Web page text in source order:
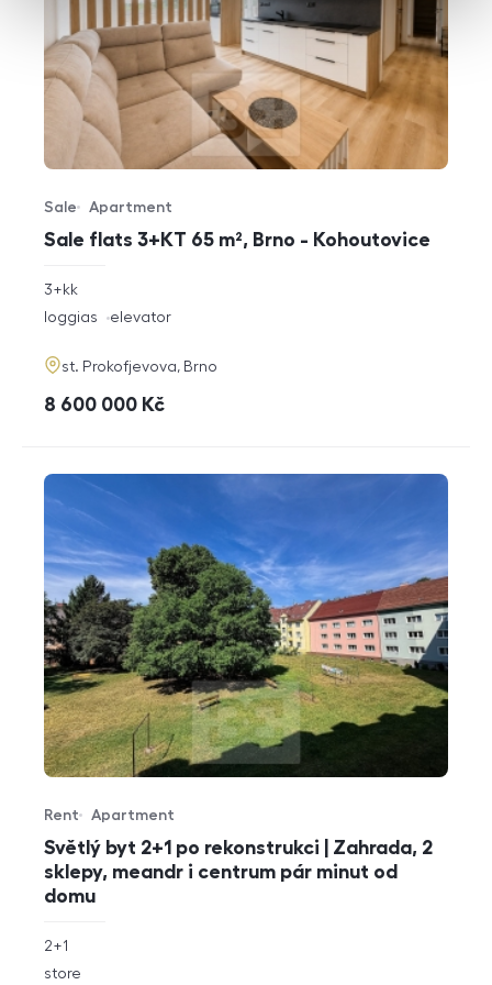
Sale flats 3+KT 65 m², Brno - Kohoutovice
Offer type
Sale
Property type
Apartment
rozměry
disposition
3+kk
funkce
loggias elevator
adresa
st. Prokofjevova, Brno
cena
8 600 000 Kč
Světlý byt 2+1 po rekonstrukci | Zahrada, 2
sklepy, meandr i centrum pár minut od
domu
Offer type
Rent
Property type
Apartment
rozměry
disposition
2+1
funkce
store